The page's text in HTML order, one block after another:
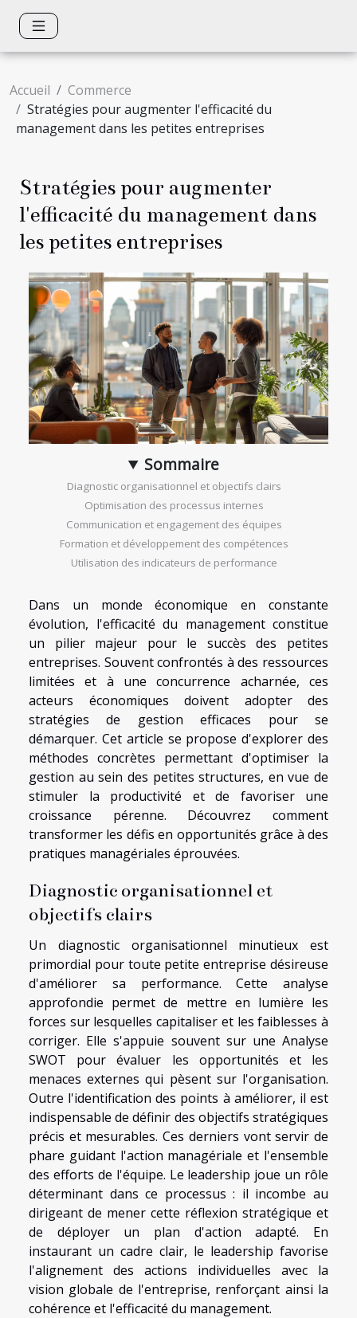
Accueil
Commerce
Stratégies pour augmenter l'efficacité du
management dans les petites entreprises
Stratégies pour augmenter
l'efficacité du management dans
les petites entreprises
Sommaire
Diagnostic organisationnel et objectifs clairs
Optimisation des processus internes
Communication et engagement des équipes
Formation et développement des compétences
Utilisation des indicateurs de performance
Dans un monde économique en constante
évolution, l'efficacité du management constitue
un pilier majeur pour le succès des petites
entreprises. Souvent confrontés à des ressources
limitées et à une concurrence acharnée, ces
acteurs économiques doivent adopter des
stratégies de gestion efficaces pour se
démarquer. Cet article se propose d'explorer des
méthodes concrètes permettant d'optimiser la
gestion au sein des petites structures, en vue de
stimuler la productivité et de favoriser une
croissance pérenne. Découvrez comment
transformer les défis en opportunités grâce à des
pratiques managériales éprouvées.
Diagnostic organisationnel et
objectifs clairs
Un diagnostic organisationnel minutieux est
primordial pour toute petite entreprise désireuse
d'améliorer sa performance. Cette analyse
approfondie permet de mettre en lumière les
forces sur lesquelles capitaliser et les faiblesses à
corriger. Elle s'appuie souvent sur une Analyse
SWOT pour évaluer les opportunités et les
menaces externes qui pèsent sur l'organisation.
Outre l'identification des points à améliorer, il est
indispensable de définir des objectifs stratégiques
précis et mesurables. Ces derniers vont servir de
phare guidant l'action managériale et l'ensemble
des efforts de l'équipe. Le leadership joue un rôle
déterminant dans ce processus : il incombe au
dirigeant de mener cette réflexion stratégique et
de déployer un plan d'action adapté. En
instaurant un cadre clair, le leadership favorise
l'alignement des actions individuelles avec la
vision globale de l'entreprise, renforçant ainsi la
cohérence et l'efficacité du management.